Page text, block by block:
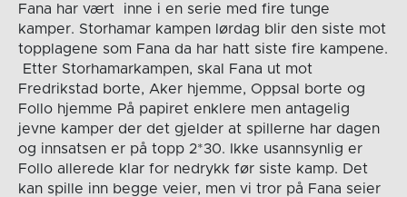
Fana har vært inne i en serie med fire tunge
kamper. Storhamar kampen lørdag blir den siste mot
topplagene som Fana da har hatt siste fire kampene.
Etter Storhamarkampen, skal Fana ut mot
Fredrikstad borte, Aker hjemme, Oppsal borte og
Follo hjemme På papiret enklere men antagelig
jevne kamper der det gjelder at spillerne har dagen
og innsatsen er på topp 2*30. Ikke usannsynlig er
Follo allerede klar for nedrykk før siste kamp. Det
kan spille inn begge veier, men vi tror på Fana seier